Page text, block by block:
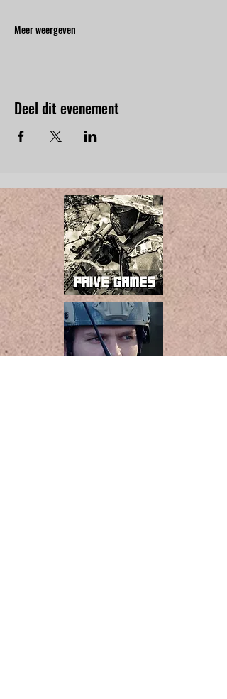
Meer weergeven
Deel dit evenement